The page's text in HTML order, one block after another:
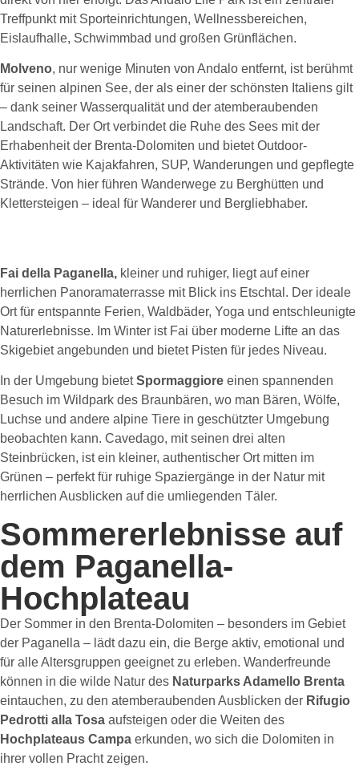
Treffpunkt mit Sporteinrichtungen, Wellnessbereichen,
Eislaufhalle, Schwimmbad und großen Grünflächen.
Molveno, nur wenige Minuten von Andalo entfernt, ist berühmt
für seinen alpinen See, der als einer der schönsten Italiens gilt
– dank seiner Wasserqualität und der atemberaubenden
Landschaft. Der Ort verbindet die Ruhe des Sees mit der
Erhabenheit der Brenta-Dolomiten und bietet Outdoor-
Aktivitäten wie Kajakfahren, SUP, Wanderungen und gepflegte
Strände. Von hier führen Wanderwege zu Berghütten und
Klettersteigen – ideal für Wanderer und Bergliebhaber.
Fai della Paganella, kleiner und ruhiger, liegt auf einer
herrlichen Panoramaterrasse mit Blick ins Etschtal. Der ideale
Ort für entspannte Ferien, Waldbäder, Yoga und entschleunigte
Naturerlebnisse. Im Winter ist Fai über moderne Lifte an das
Skigebiet angebunden und bietet Pisten für jedes Niveau.
In der Umgebung bietetSpormaggiore einen spannenden
Besuch im Wildpark des Braunbären, wo man Bären, Wölfe,
Luchse und andere alpine Tiere in geschützter Umgebung
beobachten kann. Cavedago, mit seinen drei alten
Steinbrücken, ist ein kleiner, authentischer Ort mitten im
Grünen – perfekt für ruhige Spaziergänge in der Natur mit
herrlichen Ausblicken auf die umliegenden Täler.
Sommererlebnisse auf
dem Paganella-
Hochplateau
Der Sommer in den Brenta-Dolomiten – besonders im Gebiet
der Paganella – lädt dazu ein, die Berge aktiv, emotional und
für alle Altersgruppen geeignet zu erleben. Wanderfreunde
können in die wilde Natur des Naturparks Adamello Brenta
eintauchen, zu den atemberaubenden Ausblicken der Rifugio
Pedrotti alla Tosa aufsteigen oder die Weiten des
Hochplateaus Campa erkunden, wo sich die Dolomiten in
ihrer vollen Pracht zeigen.